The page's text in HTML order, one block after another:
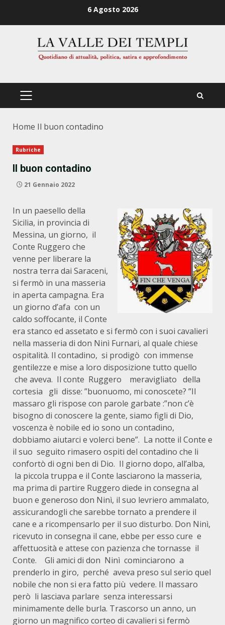
6 Agosto 2026
PRIMÄRES
Home Il buon contadino
Rubriche
Il buon contadino
21 Gennaio 2022
In un paesello della
Sicilia, in provincia di
Messina, un giorno, il
Conte Ruggero che
venne per liberare la
nostra terra dai Saraceni,
si fermò in una masseria
in aperta campagna. Era
un giorno d’afa con un
caldo soffocante, il Conte
era stanco ed assetato e si fermò con i suoi cavalieri
nella masseria di don Ninì Furnari, al quale chiese
ospitalità. Il contadino, si prodigò con immense
gentilezze e mise a loro disposizione tutto quello
che aveva. Il conte Ruggero meravigliato della
cortesia gli disse: ”buonuomo, mi conoscete? ”Il
massaro gli rispose con parole garbate :”non c’è
bisogno di conoscere la gente, siamo figli di Dio,
voscenza è nobile ed io sono un contadino,
dobbiamo aiutarci e volerci bene”. La notte il Conte e
il suo seguito rimasero ospiti del contadino che li
confortò di ogni ben di Dio. Il giorno dopo, all’alba,
la piccola truppa e il Conte lasciarono la masseria,
ma prima di partire Ruggero diede in consegna al
buon e generoso don Ninì, il suo levriero ammalato,
assicurandogli che sarebbe tornato a prendere il
cane e a ricompensarlo per il suo disturbo. Don Ninì,
ricevuto in consegna il cane, ebbe per esso cure e
affettuosità e attese con pazienza che tornasse il
Conte. Gli amici di don Ninì cominciarono a
prenderlo in giro, perché aveva preso sul serio quel
nobile che non si era fatto più vedere. Il massaro
però li lasciava parlare senza interessarsi
minimamente delle burla. Trascorso un anno, un
giorno un magnifico corteo di cavalieri si fermò